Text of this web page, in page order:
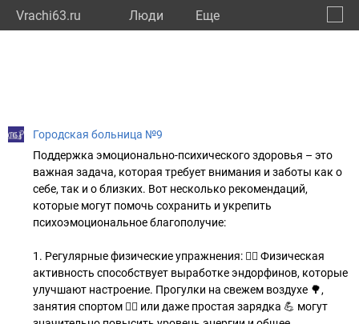
Vrachi63.ru Люди Eще
Городская больница №9
Поддержка эмоционально-психического здоровья – это
важная задача, которая требует внимания и заботы как о
себе, так и о близких. Вот несколько рекомендаций,
которые могут помочь сохранить и укрепить
психоэмоциональное благополучие:
1. Регулярные физические упражнения: 🏃‍♂️ Физическая
активность способствует выработке эндорфинов, которые
улучшают настроение. Прогулки на свежем воздухе 🌳,
занятия спортом 🏋️‍♀️ или даже простая зарядка 💪 могут